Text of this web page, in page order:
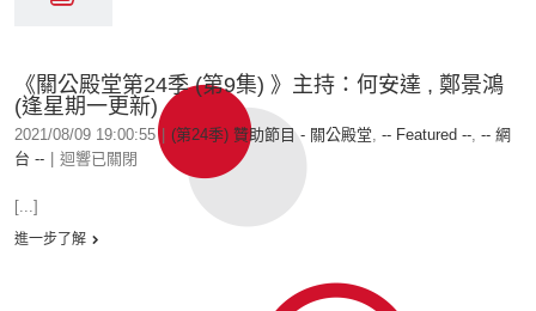
《關公殿堂第24季 (第9集) 》主持：何安達 , 鄭景鴻
(逢星期一更新)
2021/08/09 19:00:55 (第24季) 贊助節目 - 關公殿堂, -- Featured --, -- 網
台 --
迴響已關閉
[...]
進一步了解